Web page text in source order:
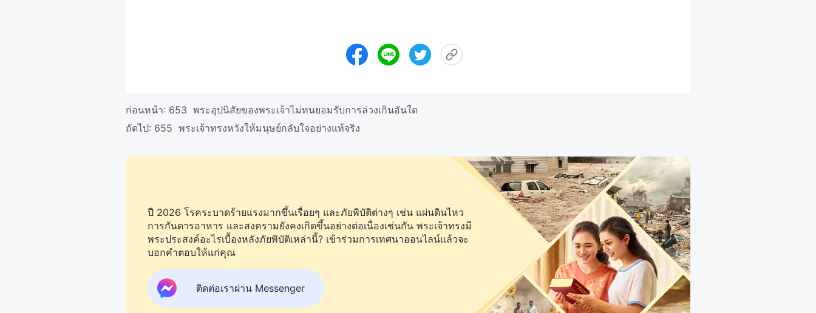
ก่อนหน้า: 653 พระอุปนิสัยของพระเจ้าไม่ทนยอมรับการล่วงเกินอันใด
ถัดไป: 655 พระเจ้าทรงหวังให้มนุษย์กลับใจอย่างแท้จริง
ปี 2026 โรคระบาดร้ายแรงมากขึ้นเรื่อยๆ และภัยพิบัติต่างๆ เช่น แผ่นดินไหว
การกันดารอาหาร และสงครามยังคงเกิดขึ้นอย่างต่อเนื่องเช่นกัน พระเจ้าทรงมี
พระประสงค์อะไรเบื้องหลังภัยพิบัติเหล่านี้? เข้าร่วมการเทศนาออนไลน์แล้วจะ
บอกคำตอบให้แก่คุณ
ติดต่อเราผ่าน Messenger